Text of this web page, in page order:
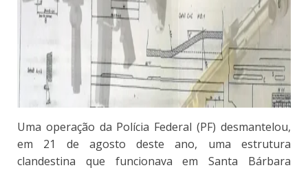
Uma operação da Polícia Federal (PF) desmantelou,
em 21 de agosto deste ano, uma estrutura
clandestina que funcionava em Santa Bárbara